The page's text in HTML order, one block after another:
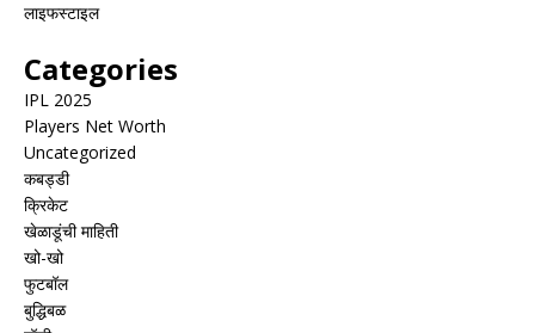
लाइफस्टाइल
Categories
IPL 2025
Players Net Worth
Uncategorized
कबड्डी
क्रिकेट
खेळाडूंची माहिती
खो-खो
फुटबॉल
बुद्धिबळ